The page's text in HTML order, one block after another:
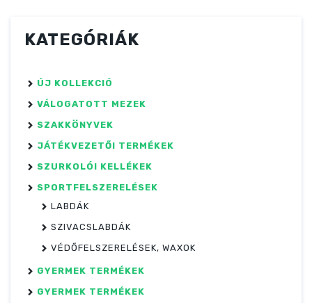
KATEGÓRIÁK
ÚJ KOLLEKCIÓ
VÁLOGATOTT MEZEK
SZAKKÖNYVEK
JÁTÉKVEZETŐI TERMÉKEK
SZURKOLÓI KELLÉKEK
SPORTFELSZERELÉSEK
LABDÁK
SZIVACSLABDÁK
VÉDŐFELSZERELÉSEK, WAXOK
GYERMEK TERMÉKEK
GYERMEK TERMÉKEK